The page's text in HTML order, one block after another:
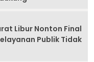
Libur Nonton Final
Publik Tidak